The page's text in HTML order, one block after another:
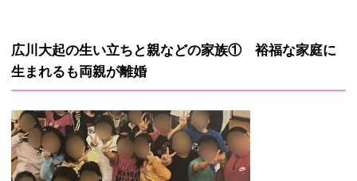
広川大起の生い立ちと親などの家族① 裕福な家庭に
生まれるも両親が離婚